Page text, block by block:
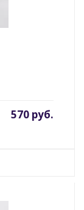
570 руб.